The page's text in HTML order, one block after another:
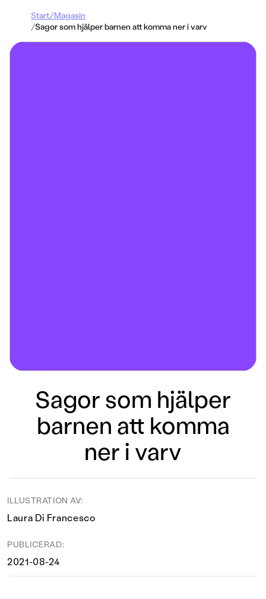
Start/Magasin
/Sagor som hjälper barnen att komma ner i varv
Sagor som hjälper
barnen att komma
ner i varv
ILLUSTRATION AV:
Laura Di Francesco
PUBLICERAD:
2021-08-24